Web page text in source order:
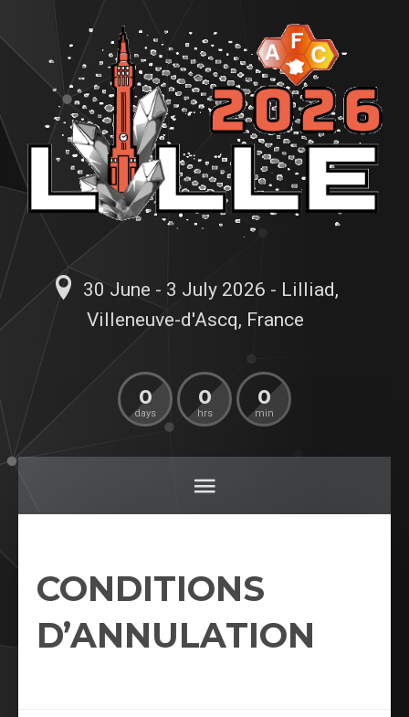
30 June - 3 July 2026 - Lilliad,
Villeneuve-d'Ascq, France
0
days
0
hrs
0
min
CONDITIONS
D’ANNULATION